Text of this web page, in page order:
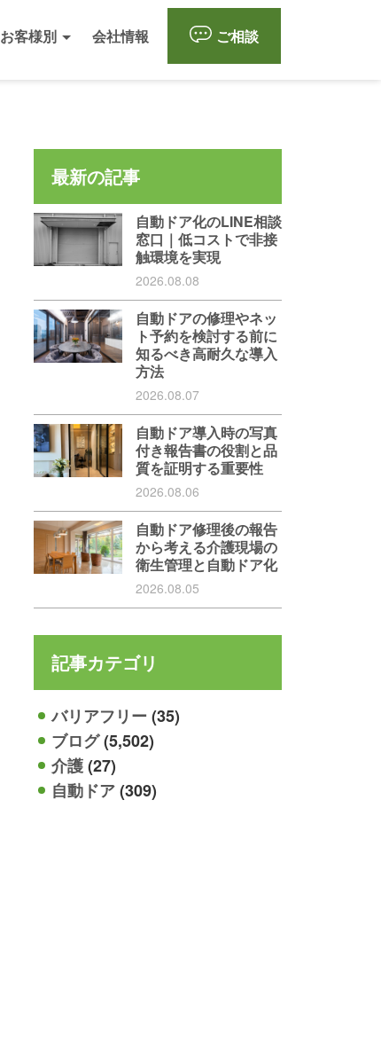
お客様別 会社情報 ご相談
最新の記事
自動ドア化のLINE相談
窓口｜低コストで非接
触環境を実現
2026.08.08
自動ドアの修理やネッ
ト予約を検討する前に
知るべき高耐久な導入
方法
2026.08.07
自動ドア導入時の写真
付き報告書の役割と品
質を証明する重要性
2026.08.06
自動ドア修理後の報告
から考える介護現場の
衛生管理と自動ドア化
2026.08.05
記事カテゴリ
バリアフリー(35)
ブログ(5,502)
介護(27)
自動ドア(309)